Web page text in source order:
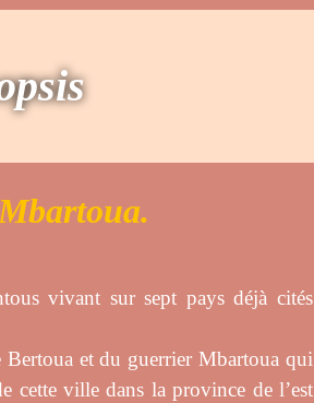
vivant sur sept pays déjà cités
et du guerrier Mbartoua qui
cette ville dans la province de l’est